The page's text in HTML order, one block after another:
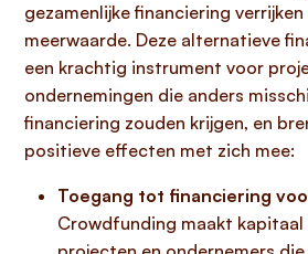
gezamenlijke financiering
meerwaarde. Deze alternatieve
een krachtig instrument voor
ondernemingen die anders
financiering zouden krijgen, en
positieve effecten met zich mee:
Toegang tot financiering
Crowdfunding maakt